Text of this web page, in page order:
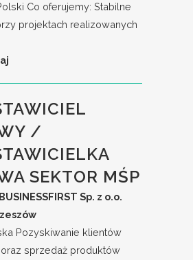
Co oferujemy: Stabilne
projektach realizowanych
/
SEKTOR MŚP
BUSINESSFIRST Sp. z o.o.
Pozyskiwanie klientów
sprzedaż produktów